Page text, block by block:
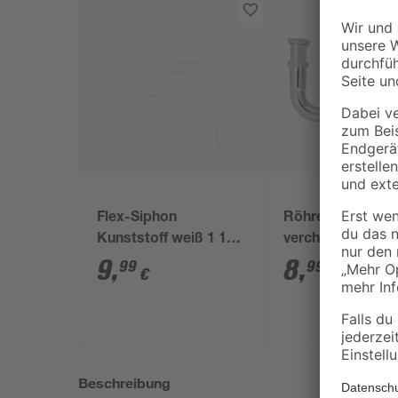
Flex-Siphon
Kunststoff weiß 1 1/2'
x 40/50 mm
9,99 €
Röhrensiphon
verchromt 1 1/4"
mm
8,99
Beschreibung